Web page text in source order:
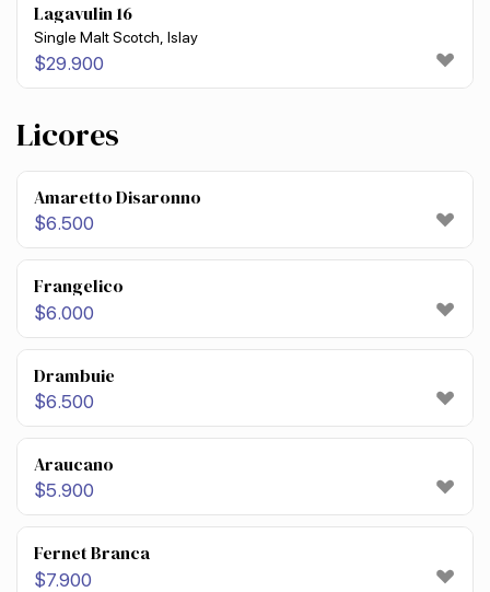
Lagavulin 16
Single Malt Scotch, Islay
$29.900
Licores
Amaretto Disaronno
$6.500
Frangelico
$6.000
Drambuie
$6.500
Araucano
$5.900
Fernet Branca
$7.900